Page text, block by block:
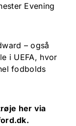
Evening
– også
i UEFA, hvor
fodbolds
her via